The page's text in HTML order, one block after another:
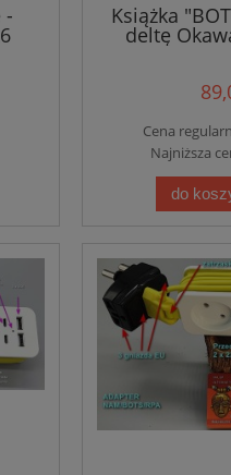
- Książka
deltę
Cena
Najniższa
do